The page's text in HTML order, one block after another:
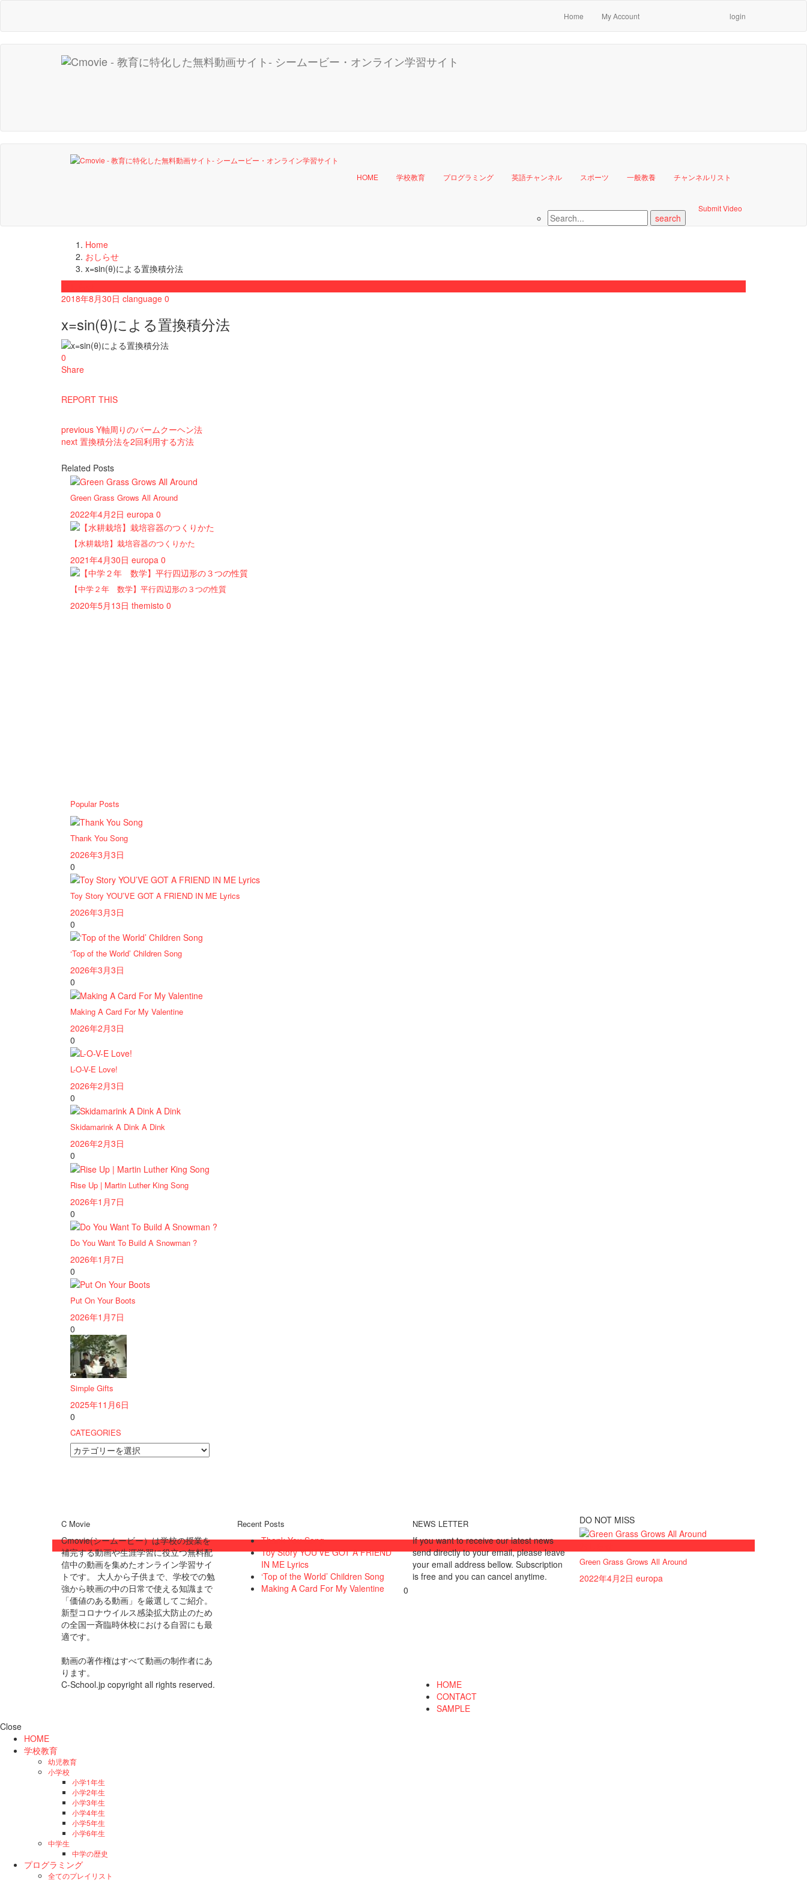
login
Home My Account
HOME 学校教育 プログラミング 英語チャンネル スポーツ 一般教養 チャンネルリスト
Submit Video
Home
おしらせ
x=sin(θ)による置換積分法
2018年8月30日 clanguage 0
x=sin(θ)による置換積分法
0
Share
REPORT THIS
previous Y軸周りのバームクーヘン法
next 置換積分法を2回利用する方法
Related Posts
Green Grass Grows All Around
2022年4月2日 europa 0
【水耕栽培】栽培容器のつくりかた
2021年4月30日 europa 0
【中学２年 数学】平行四辺形の３つの性質
2020年5月13日 themisto 0
Popular Posts
Thank You Song
2026年3月3日
0
Toy Story YOU’VE GOT A FRIEND IN ME Lyrics
2026年3月3日
0
‘Top of the World’ Children Song
2026年3月3日
0
Making A Card For My Valentine
2026年2月3日
0
L-O-V-E Love!
2026年2月3日
0
Skidamarink A Dink A Dink
2026年2月3日
0
Rise Up | Martin Luther King Song
2026年1月7日
0
Do You Want To Build A Snowman ?
2026年1月7日
0
Put On Your Boots
2026年1月7日
0
Simple Gifts
2025年11月6日
0
CATEGORIES
CATEGORIES
C Movie
Cmovie(シームービー）は学校の授業を
補完する動画や生涯学習に役立つ無料配
信中の動画を集めたオンライン学習サイ
トです。 大人から子供まで、学校での勉
強から映画の中の日常で使える知識まで
「価値のある動画」を厳選してご紹介。
新型コロナウイルス感染拡大防止のため
の全国一斉臨時休校における自習にも最
適です。
動画の著作権はすべて動画の制作者にあ
ります。
Recent Posts
Thank You Song
Toy Story YOU’VE GOT A FRIEND
IN ME Lyrics
‘Top of the World’ Children Song
Making A Card For My Valentine
NEWS LETTER
If you want to receive our latest news
send directly to your email, please leave
your email address bellow. Subscription
is free and you can cancel anytime.
DO NOT MISS
Green Grass Grows All Around
2022年4月2日 europa
0
C-School.jp copyright all rights reserved.
HOME
CONTACT
SAMPLE
Close
HOME
学校教育
幼児教育
小学校
小学1年生
小学2年生
小学3年生
小学4年生
小学5年生
小学6年生
中学生
中学の歴史
プログラミング
全てのプレイリスト